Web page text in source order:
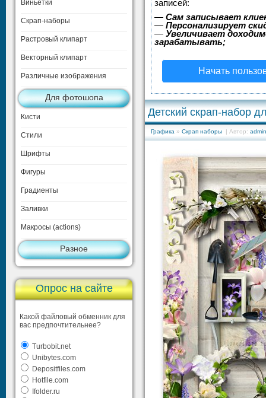
Виньетки
Скрап-наборы
Растровый клипарт
Векторный клипарт
Различные изображения
Для фотошопа
Кисти
Стили
Шрифты
Фигуры
Градиенты
Заливки
Макросы (actions)
Разное
Опрос на сайте
Какой файловый обменник для
вас предпочтительнее?
Turbobit.net
Unibytes.com
Depositfiles.com
Hotfile.com
Ifolder.ru
записей:
— Сам записывает
— Персонализирует
— Увеличивает
зарабатывать;
Начать
Детский скрап-набор
Графика » Скрап наборы | Автор: admin